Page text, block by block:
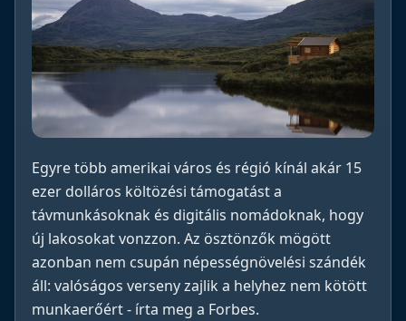
Egyre több amerikai város és régió kínál akár 15
ezer dolláros költözési támogatást a
távmunkásoknak és digitális nomádoknak, hogy
új lakosokat vonzzon. Az ösztönzők mögött
azonban nem csupán népességnövelési szándék
áll: valóságos verseny zajlik a helyhez nem kötött
munkaerőért - írta meg a Forbes.